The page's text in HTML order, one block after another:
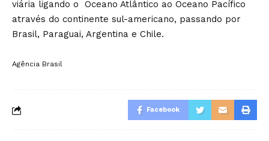
viária ligando o Oceano Atlântico ao Oceano Pacífico
através do continente sul-americano, passando por
Brasil, Paraguai, Argentina e Chile.
Agência Brasil
Facebook